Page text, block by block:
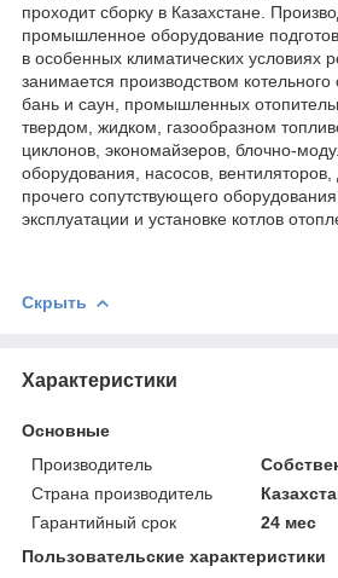
проходит сборку в Казахстане.
промышленное оборудование
в особенных климатических условиях
занимается производством
бань и саун, промышленных
твердом, жидком, газообразном
циклонов, экономайзеров, блочно-
оборудования, насосов,
прочего сопутствующего
эксплуатации и установке котлов
Скрыть
Характеристики
Основные
Производитель
Страна производитель
Гарантийный срок
24 мес
Пользовательские характеристики